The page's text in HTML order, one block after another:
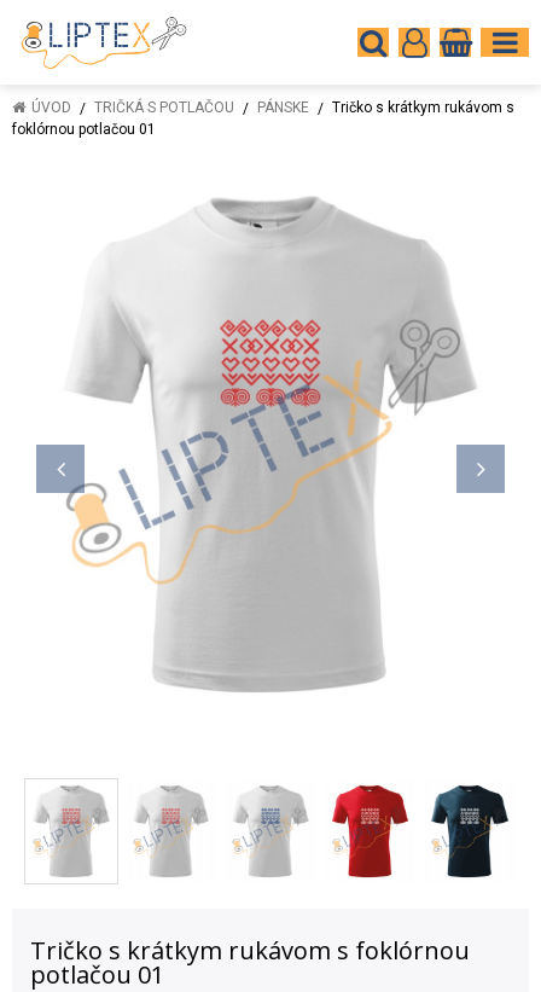
ÚVOD TRIČKÁ S POTLAČOU PÁNSKE
Tričko s krátkym rukávom s
foklórnou potlačou 01
Tričko s krátkym rukávom s foklórnou
potlačou 01